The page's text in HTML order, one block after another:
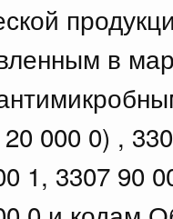
в
000 0) ,
1, 3307 90